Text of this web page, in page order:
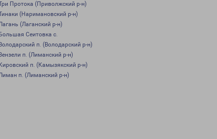
Протока (Приволжский р-н)
(Наримановский р-н)
(Лаганский р-н)
Сеитовка с.
п. (Володарский р-н)
п. (Лиманский р-н)
п. (Камызякский р-н)
п. (Лиманский р-н)